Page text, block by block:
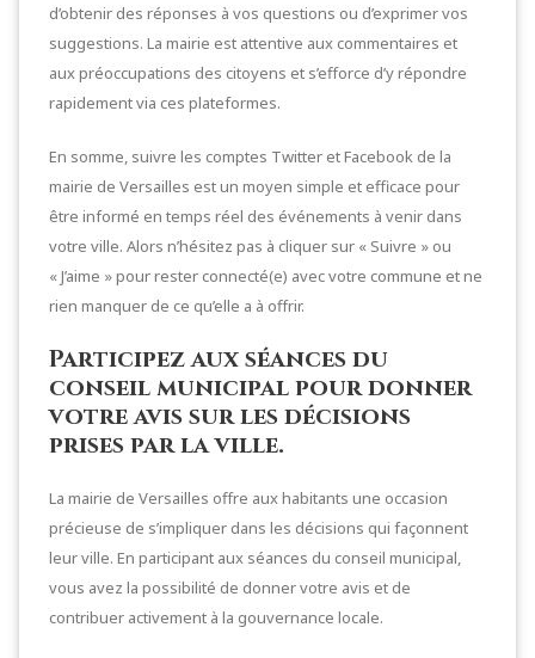
d’obtenir des réponses à vos questions ou d’exprimer vos
suggestions. La mairie est attentive aux commentaires et
aux préoccupations des citoyens et s’efforce d’y répondre
rapidement via ces plateformes.
En somme, suivre les comptes Twitter et Facebook de la
mairie de Versailles est un moyen simple et efficace pour
être informé en temps réel des événements à venir dans
votre ville. Alors n’hésitez pas à cliquer sur « Suivre » ou
« J’aime » pour rester connecté(e) avec votre commune et ne
rien manquer de ce qu’elle a à offrir.
Participez aux séances du
conseil municipal pour donner
votre avis sur les décisions
prises par la ville.
La mairie de Versailles offre aux habitants une occasion
précieuse de s’impliquer dans les décisions qui façonnent
leur ville. En participant aux séances du conseil municipal,
vous avez la possibilité de donner votre avis et de
contribuer activement à la gouvernance locale.